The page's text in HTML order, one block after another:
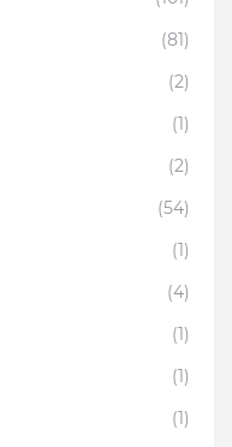
(81)
(2)
(1)
(2)
(54)
(1)
(4)
(1)
(1)
(1)